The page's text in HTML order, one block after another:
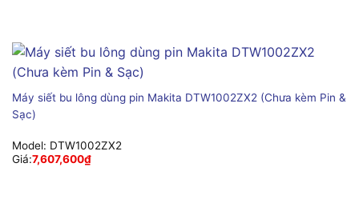
Máy siết bu lông dùng pin Makita DTW1002ZX2 (Chưa kèm Pin &
Sạc)
Model: DTW1002ZX2
Giá:7,607,600₫